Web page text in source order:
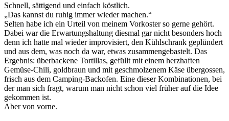
Schnell, sättigend und einfach köstlich.
„Das kannst du ruhig immer wieder machen.“
Selten habe ich ein Urteil von meinem Vorkoster so gerne gehört.
Dabei war die Erwartungshaltung diesmal gar nicht besonders hoch
denn ich hatte mal wieder improvisiert, den Kühlschrank geplündert
und aus dem, was noch da war, etwas zusammengebastelt. Das
Ergebnis: überbackene Tortillas, gefüllt mit einem herzhaften
Gemüse-Chili, goldbraun und mit geschmolzenem Käse übergossen,
frisch aus dem Camping-Backofen. Eine dieser Kombinationen, bei
der man sich fragt, warum man nicht schon viel früher auf die Idee
gekommen ist.
Aber von vorne.